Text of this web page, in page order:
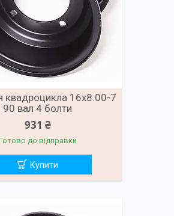
квадроцикла 16х8.00-7
90 вал 4 болти
931 ₴
до відправки
Купити